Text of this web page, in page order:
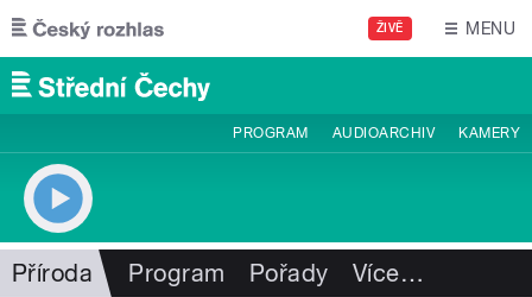
Přejít k hlavnímu obsahu
ŽIVĚ MENU
PROGRAM AUDIOARCHIV KAMERY
Příroda Program Pořady Více…